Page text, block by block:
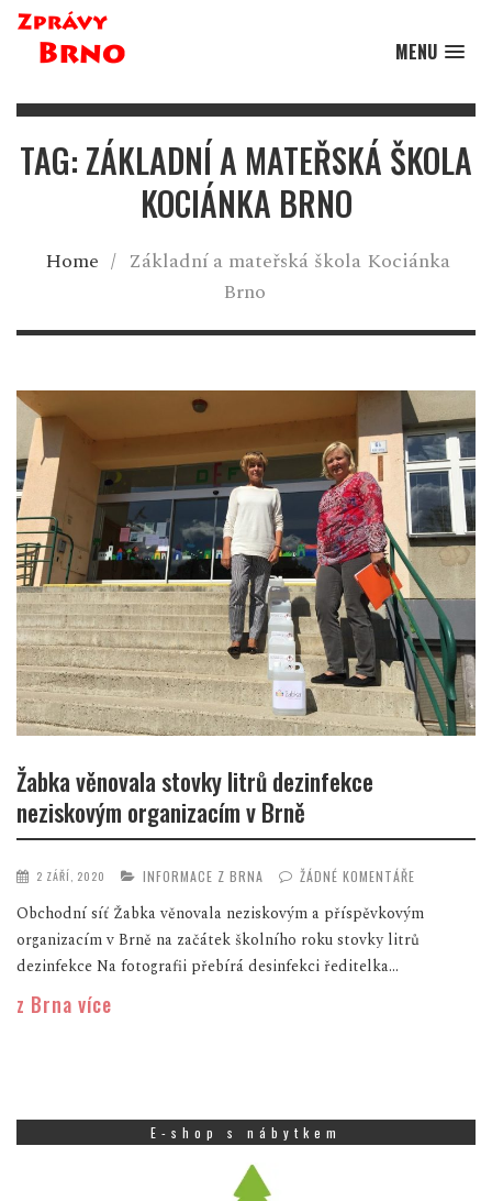
MENU
TAG: ZÁKLADNÍ A MATEŘSKÁ ŠKOLA
KOCIÁNKA BRNO
Home / Základní a mateřská škola Kociánka
Brno
Žabka věnovala stovky litrů dezinfekce
neziskovým organizacím v Brně
2 ZÁŘÍ, 2020 INFORMACE Z BRNA ŽÁDNÉ KOMENTÁŘE
Obchodní síť Žabka věnovala neziskovým a příspěvkovým
organizacím v Brně na začátek školního roku stovky litrů
dezinfekce Na fotografii přebírá desinfekci ředitelka...
z Brna více
E-shop s nábytkem